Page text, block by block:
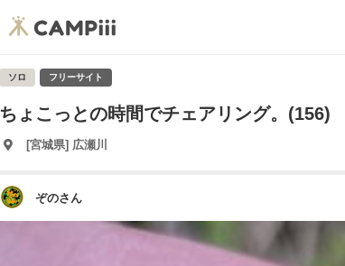
ソロ フリーサイト
ちょこっとの時間でチェアリング。(156)
[宮城県] 広瀬川
ぞのさん